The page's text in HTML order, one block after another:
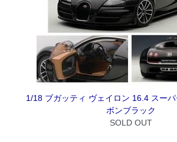
1/18 ブガッティ ヴェイロン 16.4 スー
ボンブラック
SOLD OUT